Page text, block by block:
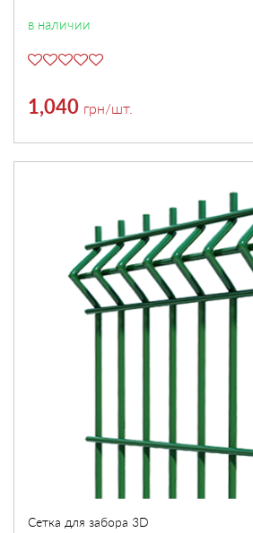
в наличии
1,040 грн/шт.
Сетка для забора 3D